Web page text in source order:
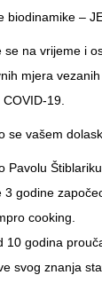
biodinamike –
se na vrijeme i
mjera
COVID-19.
se vašem
Pavolu
3 godine
cooking.
10 godina
svog znanja